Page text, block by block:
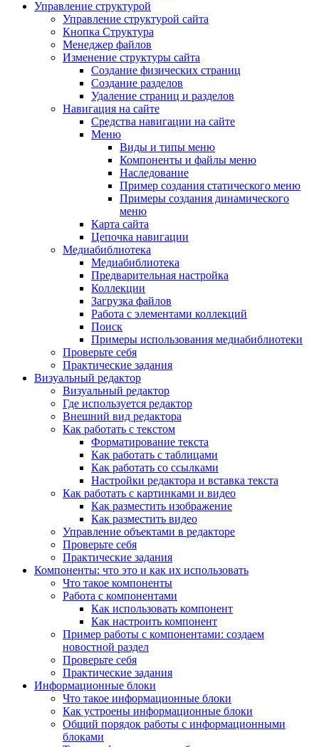
Управление структурой
Управление структурой сайта
Кнопка Структура
Менеджер файлов
Изменение структуры сайта
Создание физических страниц
Создание разделов
Удаление страниц и разделов
Навигация на сайте
Средства навигации на сайте
Меню
Виды и типы меню
Компоненты и файлы меню
Наследование
Пример создания статического меню
Примеры создания динамического
меню
Карта сайта
Цепочка навигации
Медиабиблиотека
Медиабиблиотека
Предварительная настройка
Коллекции
Загрузка файлов
Работа с элементами коллекций
Поиск
Примеры использования медиабиблиотеки
Проверьте себя
Практические задания
Визуальный редактор
Визуальный редактор
Где используется редактор
Внешний вид редактора
Как работать с текстом
Форматирование текста
Как работать с таблицами
Как работать со ссылками
Настройки редактора и вставка текста
Как работать с картинками и видео
Как разместить изображение
Как разместить видео
Управление объектами в редакторе
Проверьте себя
Практические задания
Компоненты: что это и как их использовать
Что такое компоненты
Работа с компонентами
Как использовать компонент
Как настроить компонент
Пример работы с компонентами: создаем
новостной раздел
Проверьте себя
Практические задания
Информационные блоки
Что такое информационные блоки
Как устроены информационные блоки
Общий порядок работы с информационными
блоками